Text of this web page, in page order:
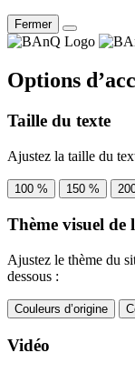
Fermer
Options
Taille du texte
Ajustez la taille du
100 % 150 %
Thème visuel de
Ajustez le thème du
dessous :
Couleurs d’origine
Vidéo